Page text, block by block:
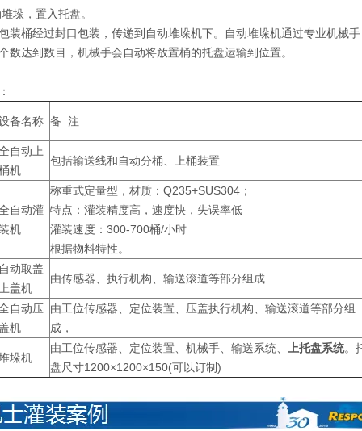
垛，置入托盘。
装桶经过封口包装，传递到自动堆垛机下。自动堆垛机通过专业机械
数达到数目，机械手会自动将放置桶的托盘运输到位置。
备名称 备 注
自动上
机
包括输送线和自动分桶、上桶装置
自动灌
机
称重式定量型，材质：Q235+SUS304；
特点：灌装精度高，速度快，失误率低
灌装速度：300-700桶/小时
根据物料特性。
动取盖
盖机
由传感器、执行机构、输送滚道等部分组成
自动压
机
由工位传感器、定位装置、压盖执行机构、输送滚道等部分组
成，
垛机
由工位传感器、定位装置、机械手、输送系统、 上托盘系统。
盘尺寸1200×1200×150(可以订制)